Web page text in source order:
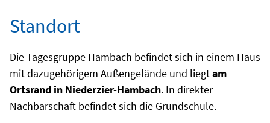
Standort
Die Tagesgruppe Hambach befindet sich in einem Haus
mit dazugehörigem Außengelände und liegtam
Ortsrand in Niederzier-Hambach. In direkter
Nachbarschaft befindet sich die Grundschule.